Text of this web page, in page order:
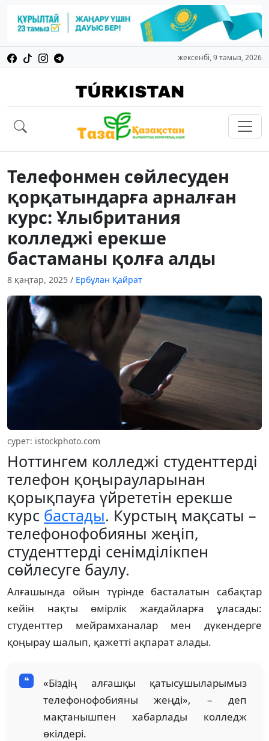
жексенбі, 9 тамыз, 2026
Телефонмен сөйлесуден
қорқатындарға арналған
курс: Ұлыбритания
колледжі ерекше
бастаманы қолға алды
8 қаңтар, 2025 / Ербұлан Қайрат
cурет: istockphoto.com
Ноттингем колледжі студенттерді
телефон қоңырауларынан
қорықпауға үйрететін ерекше
курс бастады. Курстың мақсаты –
телефонофобияны жеңіп,
студенттерді сенімділікпен
сөйлесуге баулу.
Алғашында ойын түрінде басталатын сабақтар
кейін нақты өмірлік жағдайларға ұласады:
студенттер мейрамханалар мен дүкендерге
қоңырау шалып, қажетті ақпарат алады.
«Біздің алғашқы қатысушыларымыз
телефонофобияны жеңді», – деп
мақтанышпен хабарлады колледж
өкілдері.